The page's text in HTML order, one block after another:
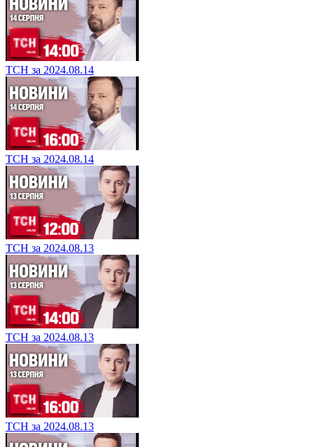
ТСН за 2024.08.14
ТСН за 2024.08.14
ТСН за 2024.08.13
ТСН за 2024.08.13
ТСН за 2024.08.13